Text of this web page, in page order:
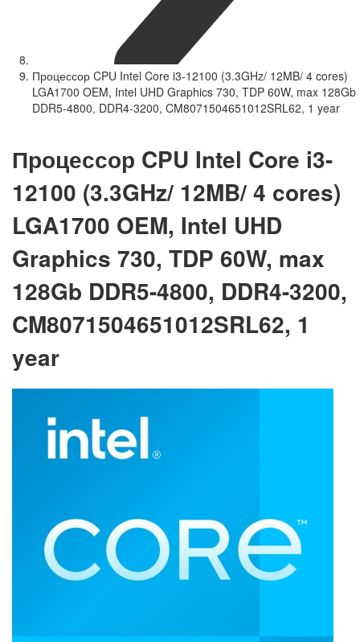
Процессор CPU Intel Core i3-12100 (3.3GHz/ 12MB/ 4 cores)
LGA1700 OEM, Intel UHD Graphics 730, TDP 60W, max 128Gb
DDR5-4800, DDR4-3200, CM8071504651012SRL62, 1 year
Процессор CPU Intel Core i3-
12100 (3.3GHz/ 12MB/ 4 cores)
LGA1700 OEM, Intel UHD
Graphics 730, TDP 60W, max
128Gb DDR5-4800, DDR4-3200,
CM8071504651012SRL62, 1
year